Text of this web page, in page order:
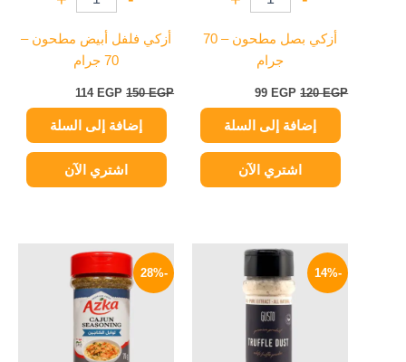
أزكي بصل مطحون – 70
جرام
120EGP
99 EGP
إضافة إلى السلة
اشتري الآن
أزكي فلفل أبيض مطحون –
70 جرام
150EGP
114 EGP
إضافة إلى السلة
اشتري الآن
-14%
السعر
الأصلي
هو:
360 EGP.
السعر
الحالي
هو:
310 EGP.
-28%
السعر
الأصلي
هو:
125 EGP.
السعر
هو:
90 EGP.